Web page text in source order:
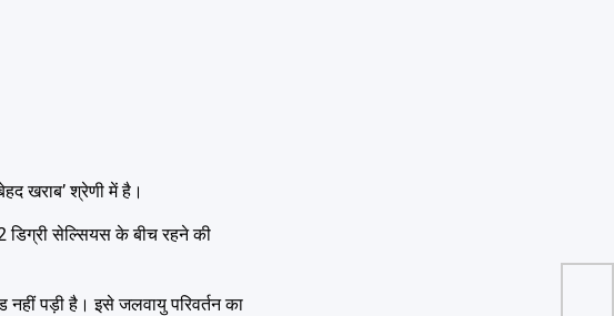
खराब’ श्रेणी में है।
डिग्री सेल्सियस के बीच रहने की
नहीं पड़ी है। इसे जलवायु परिवर्तन का